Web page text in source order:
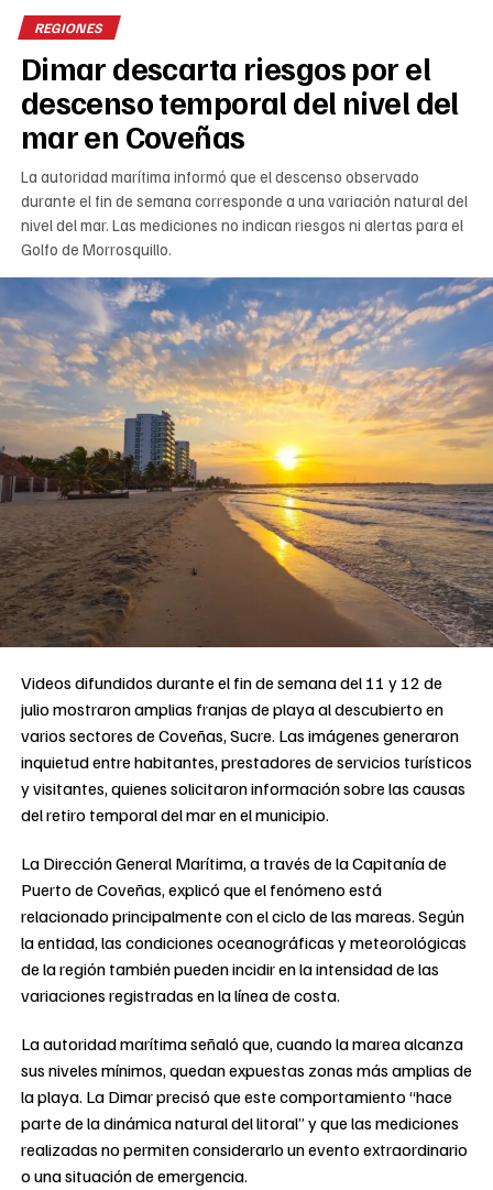
REGIONES
Dimar descarta riesgos por el
descenso temporal del nivel del
mar en Coveñas
La autoridad marítima informó que el descenso observado
durante el fin de semana corresponde a una variación natural del
nivel del mar. Las mediciones no indican riesgos ni alertas para el
Golfo de Morrosquillo.
Videos difundidos durante el fin de semana del 11 y 12 de
julio mostraron amplias franjas de playa al descubierto en
varios sectores de Coveñas, Sucre. Las imágenes generaron
inquietud entre habitantes, prestadores de servicios turísticos
y visitantes, quienes solicitaron información sobre las causas
del retiro temporal del mar en el municipio.
La Dirección General Marítima, a través de la Capitanía de
Puerto de Coveñas, explicó que el fenómeno está
relacionado principalmente con el ciclo de las mareas. Según
la entidad, las condiciones oceanográficas y meteorológicas
de la región también pueden incidir en la intensidad de las
variaciones registradas en la línea de costa.
La autoridad marítima señaló que, cuando la marea alcanza
sus niveles mínimos, quedan expuestas zonas más amplias de
la playa. La Dimar precisó que este comportamiento “hace
parte de la dinámica natural del litoral” y que las mediciones
realizadas no permiten considerarlo un evento extraordinario
o una situación de emergencia.